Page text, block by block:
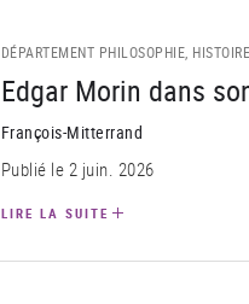
DÉPARTEMENT PHILOSOPHIE,
Edgar Morin dans
François-Mitterrand
Publié le 2 juin. 2026
LIRE LA SUITE